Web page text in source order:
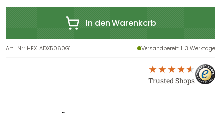
In den Warenkorb
Art.-Nr.: HEX-ADX5060G1 Versandbereit: 1-3 Werktage
Trusted Shops